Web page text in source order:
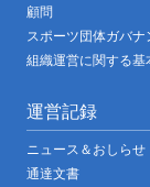
顧問
スポーツ団体ガバ
組織運営に関する基
運営記録
ニュース＆おしらせ
通達文書